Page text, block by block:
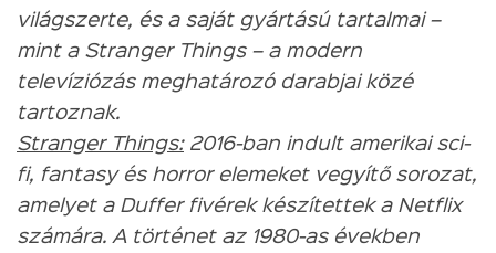
világszerte, és a saját gyártású tartalmai –
mint a Stranger Things – a modern
televíziózás meghatározó darabjai közé
tartoznak.
Stranger Things:2016-ban indult amerikai sci-
fi, fantasy és horror elemeket vegyítő sorozat,
amelyet a Duffer fivérek készítettek a Netflix
számára. A történet az 1980-as években